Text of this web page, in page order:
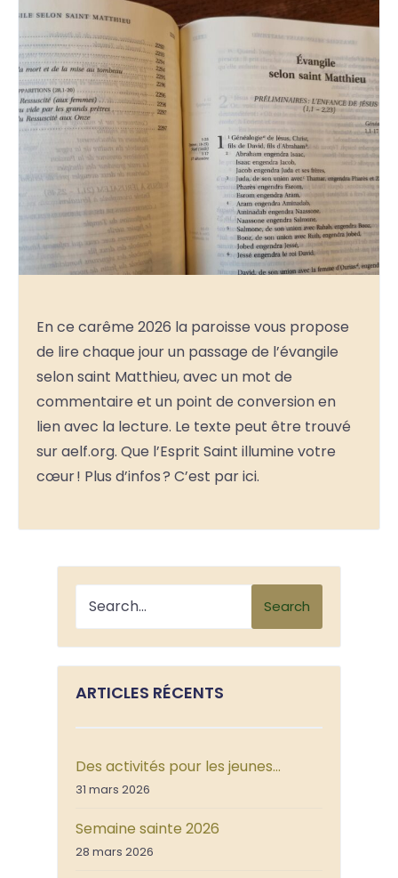
En ce carême 2026 la paroisse vous propose
de lire chaque jour un passage de l’évangile
selon saint Matthieu, avec un mot de
commentaire et un point de conversion en
lien avec la lecture. Le texte peut être trouvé
sur aelf.org. Que l’Esprit Saint illumine votre
cœur ! Plus d’infos ? C’est par ici.
Search
ARTICLES RÉCENTS
Des activités pour les jeunes…
31 mars 2026
Semaine sainte 2026
28 mars 2026